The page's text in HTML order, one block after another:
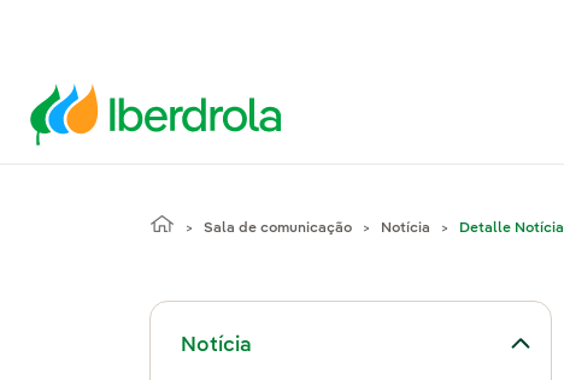
Sala de comunicação Notícia Detalle Notícia
Notícia
Alternar submenu de Notícia